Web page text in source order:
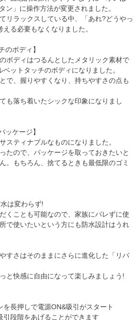
ン」に操作方法が変更されました。
リラックスしている中、「あれ?どうやっ
る必要もなくなりました。
のボディ】
ボディはつるんとしたメタリック素材で
ットタッチのボディになりました。
で、握りやすくなり、持ちやすさの点も
も落ち着いたシックな印象になりまし
ッケージ】
スティナブルなものになりました。
たので、パッケージを取っておきたいと
。もちろん、捨てるときも最低限のゴミ
は変わらず!
くことも可能なので、家族にバレずに使
で使いたいという方にも防水設計はうれ
すさはそのままにさらに進化した「リバ
と快感に自由になって楽しみましょう!
を長押しで電源ON&吸引がスタート
引段階をあげることができます